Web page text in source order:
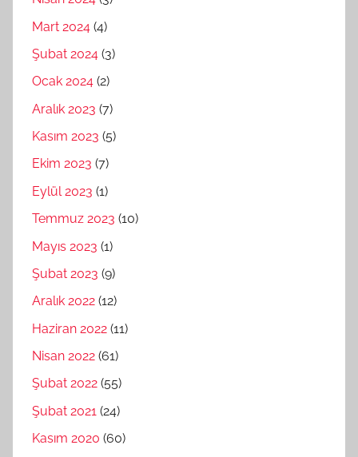
Mart 2024 (4)
Şubat 2024 (3)
Ocak 2024 (2)
Aralık 2023 (7)
Kasım 2023 (5)
Ekim 2023 (7)
Eylül 2023 (1)
Temmuz 2023 (10)
Mayıs 2023 (1)
Şubat 2023 (9)
Aralık 2022 (12)
Haziran 2022 (11)
Nisan 2022 (61)
Şubat 2022 (55)
Şubat 2021 (24)
Kasım 2020 (60)